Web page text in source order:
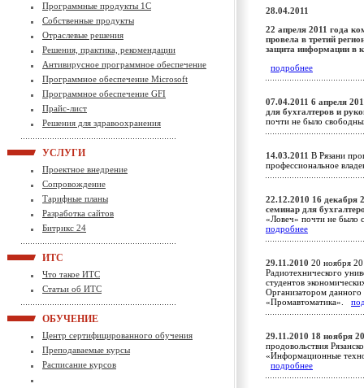
Программные продукты 1С
Собственные продукты
Отраслевые решения
Решения, практика, рекомендации
Антивирусное программное обеспечение
Программное обеспечение Microsoft
Программное обеспечение GFI
Прайс-лист
Решения для здравоохранения
УСЛУГИ
Проектное внедрение
Сопровождение
Тарифные планы
Разработка сайтов
Битрикс 24
ИТС
Что такое ИТС
Статьи об ИТС
ОБУЧЕНИЕ
Центр сертифицированного обучения
Преподаваемые курсы
Расписание курсов
28.04.2011
22 апреля 2011 года
провела в третий
защита информации в
подробнее
07.04.2011 6 апреля
для бухгалтеров и
почти не было
14.03.2011 В Рязани
профессиональное
22.12.2010 16 декабря
семинар для
«Ловеч» почти не было
подробнее
29.11.2010 20 ноября
Радиотехнического
студентов
Организатором данного
«Промавтоматика».
29.11.2010 18 ноября
продовольствия
«Информационные
подробнее